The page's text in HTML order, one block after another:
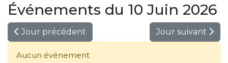
Événements du 10 Juin 2026
Jour précédent Jour suivant
Aucun événement